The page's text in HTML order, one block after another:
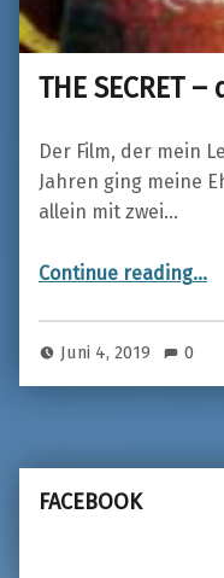
THE SECRET
Der Film, der mein
Jahren ging meine
allein mit zwei…
Continue reading“THE
…
Juni 4, 2019 0
FACEBOOK